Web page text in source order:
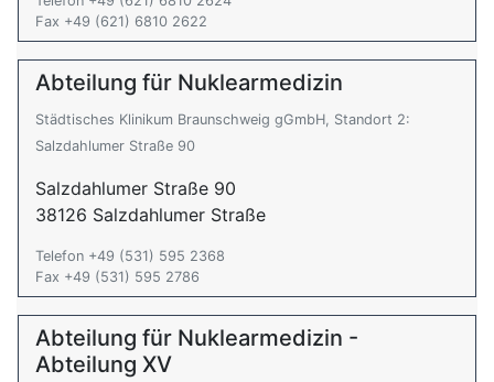
Fax +49 (621) 6810 2622
Abteilung für Nuklearmedizin
Städtisches Klinikum Braunschweig gGmbH, Standort 2:
Salzdahlumer Straße 90
Salzdahlumer Straße 90
38126 Salzdahlumer Straße
Telefon +49 (531) 595 2368
Fax +49 (531) 595 2786
Abteilung für Nuklearmedizin -
Abteilung XV